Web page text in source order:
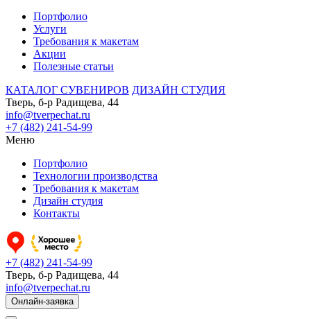
Портфолио
Услуги
Требования к макетам
Акции
Полезные статьи
КАТАЛОГ СУВЕНИРОВ ДИЗАЙН СТУДИЯ
Тверь, б-р Радищева, 44
info@tverpechat.ru
+7 (482) 241-54-99
Меню
Портфолио
Технологии производства
Требования к макетам
Дизайн студия
Контакты
+7 (482) 241-54-99
Тверь, б-р Радищева, 44
info@tverpechat.ru
Онлайн-заявка